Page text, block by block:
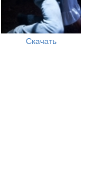
Скачать